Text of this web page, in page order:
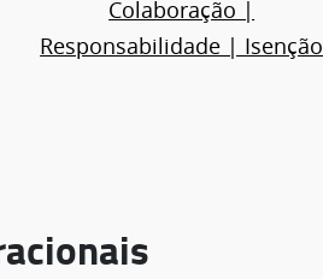
Colaboração |
Responsabilidade | Isenção